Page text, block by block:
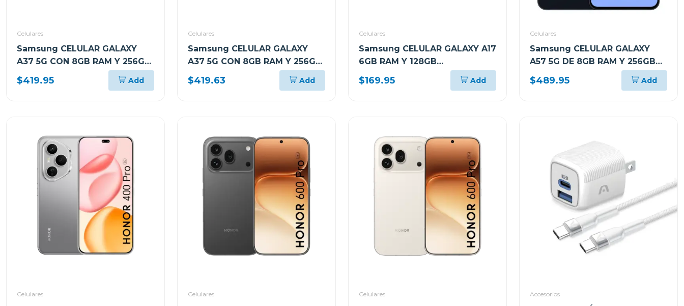
Celulares
Samsung CELULAR GALAXY
A37 5G CON 8GB RAM Y 256GB
ALMACENAMIENTO VERDE
OSCURO A376BDG
$419.95 Add
Celulares
Samsung CELULAR GALAXY
A37 5G CON 8GB RAM Y 256GB
ALMACENAMIENTO NEGRO
A376BB
$419.63 Add
Celulares
Samsung CELULAR GALAXY A17
6GB RAM Y 128GB
ALMACENAMIENTO AZUL
CLARO A175FLB
$169.95 Add
Celulares
Samsung CELULAR GALAXY
A57 5G DE 8GB RAM Y 256GB
ALMACENAMIENTO AZUL
OSCURO A576BDBLUE
$489.95 Add
Celulares Celulares Celulares Accesorios